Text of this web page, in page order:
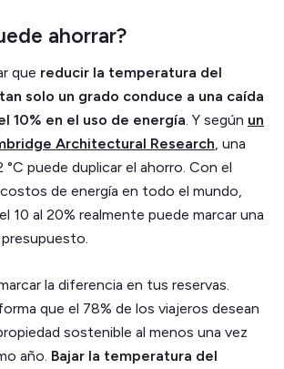
ahorrar?
que reducir la temperatura del
solo un grado conduce a una caída
10% en el uso de energía . Y según un
Architectural Research , una
°C puede duplicar el ahorro. Con el
de energía en todo el mundo,
10 al 20% realmente puede marcar una
la diferencia en tus reservas.
que el 78% de los viajeros desean
sostenible al menos una vez
año. Bajar la temperatura del